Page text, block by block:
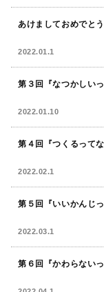
あけましておめでと
2022.01.1
第３回『なつかしい
2022.01.10
第４回『つくるってな
2022.02.1
第５回『いいかんじ
2022.03.1
第６回『かわらない